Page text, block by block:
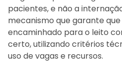
pacientes, e não a
mecanismo que garante
encaminhado para o leito
certo, utilizando critérios
uso de vagas e recursos.